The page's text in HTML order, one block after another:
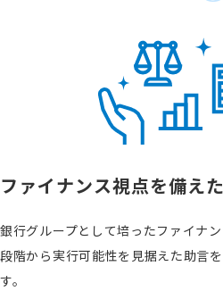
ファイナンス視点を備えた
銀行グループとして培ったファイナ
段階から実行可能性を見据えた助言
す。